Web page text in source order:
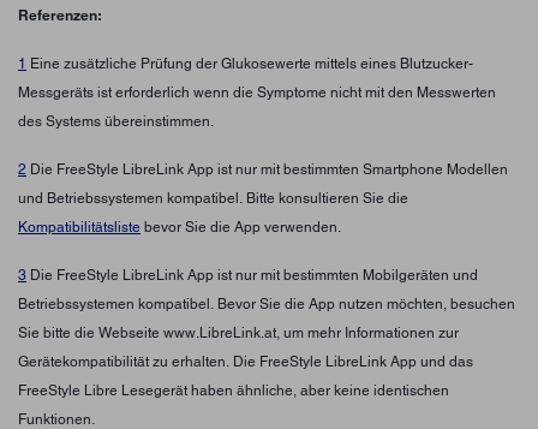
Referenzen:
1 Eine zusätzliche Prüfung der Glukosewerte mittels eines Blutzucker-
Messgeräts ist erforderlich wenn die Symptome nicht mit den Messwerten
des Systems übereinstimmen.
2 Die FreeStyle LibreLink App ist nur mit bestimmten Smartphone Modellen
und Betriebssystemen kompatibel. Bitte konsultieren Sie die
Kompatibilitätsliste bevor Sie die App verwenden.
3 Die FreeStyle LibreLink App ist nur mit bestimmten Mobilgeräten und
Betriebssystemen kompatibel. Bevor Sie die App nutzen möchten, besuchen
Sie bitte die Webseite www.LibreLink.at, um mehr Informationen zur
Gerätekompatibilität zu erhalten. Die FreeStyle LibreLink App und das
FreeStyle Libre Lesegerät haben ähnliche, aber keine identischen
Funktionen.